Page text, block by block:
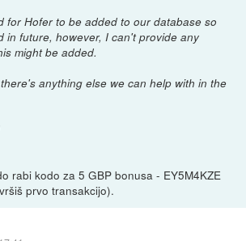
for Hofer to be added to our database so
in future, however, I can't provide any
might be added.
anything else we can help with in the
rabi kodo za 5 GBP bonusa - EY5M4KZE
prvo transakcijo).